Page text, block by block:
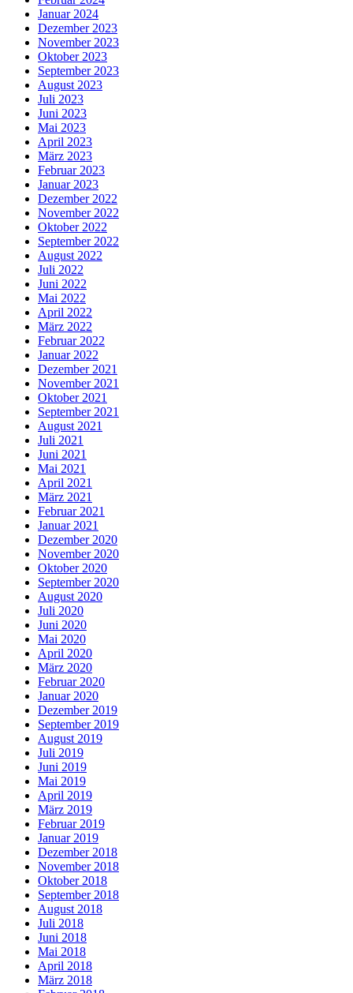
Januar 2024
Dezember 2023
November 2023
Oktober 2023
September 2023
August 2023
Juli 2023
Juni 2023
Mai 2023
April 2023
März 2023
Februar 2023
Januar 2023
Dezember 2022
November 2022
Oktober 2022
September 2022
August 2022
Juli 2022
Juni 2022
Mai 2022
April 2022
März 2022
Februar 2022
Januar 2022
Dezember 2021
November 2021
Oktober 2021
September 2021
August 2021
Juli 2021
Juni 2021
Mai 2021
April 2021
März 2021
Februar 2021
Januar 2021
Dezember 2020
November 2020
Oktober 2020
September 2020
August 2020
Juli 2020
Juni 2020
Mai 2020
April 2020
März 2020
Februar 2020
Januar 2020
Dezember 2019
September 2019
August 2019
Juli 2019
Juni 2019
Mai 2019
April 2019
März 2019
Februar 2019
Januar 2019
Dezember 2018
November 2018
Oktober 2018
September 2018
August 2018
Juli 2018
Juni 2018
Mai 2018
April 2018
März 2018